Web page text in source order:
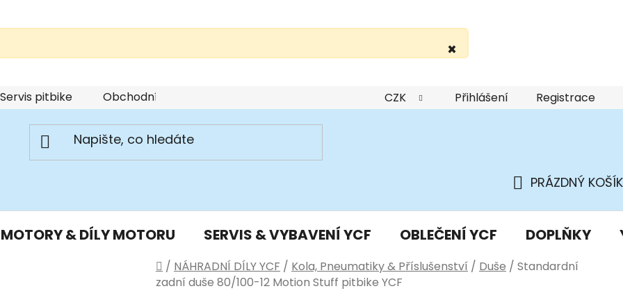
×
Servis pitbike Obchodní podmínky Podmínky ochrany osobních údajů
CZK Přihlášení Registrace
KOŠÍK
PRÁZDNÝ KOŠÍK
MOTORY & DÍLY MOTORU SERVIS & VYBAVENÍ YCF OBLEČENÍ YCF DOPLŇKY
Domů
/ NÁHRADNÍ DÍLY YCF / Kola, Pneumatiky & Příslušenství / Duše / Standardní
zadní duše 80/100-12 Motion Stuff pitbike YCF